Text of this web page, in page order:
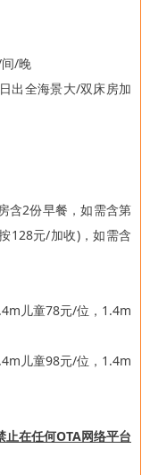
/晚
出全海景大/双床房加
含2份早餐，如需含第
128元/加收)，如需含
儿童78元/位，1.4m
儿童98元/位，1.4m
止在任何OTA网络平台